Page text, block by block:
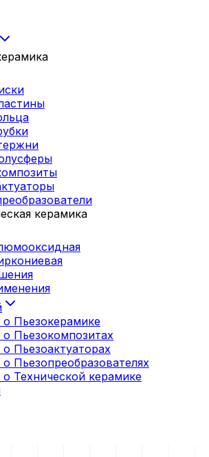
керамика
о Пьезокерамике
о Пьезокомпозитах
о Пьезоактуаторах
о Пьезопреобразователях
о Технической керамике